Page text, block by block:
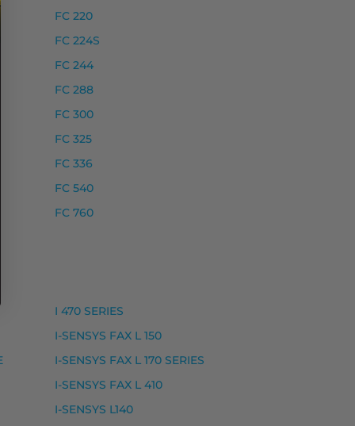
LBP-215 X, I-SENSYS MF 420 SERIES, I-
LBP215 X, I-SENSYS MF420 SERIES, I-SENSYS
FC 220
FC 224S
FC 244
FC 288
FC 300
FC 325
FC 336
FC 540
FC 760
I 470 SERIES
I-SENSYS FAX L 150
I-SENSYS FAX L 170 SERIES
I-SENSYS FAX L 410
I-SENSYS L140